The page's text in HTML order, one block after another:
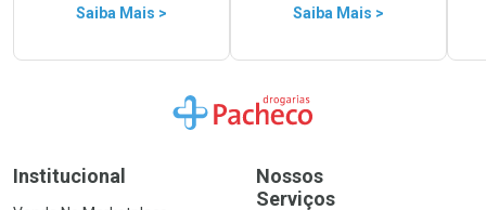
Saiba Mais > Saiba Mais >
Ir para a Home
Institucional
Nossos
Serviços